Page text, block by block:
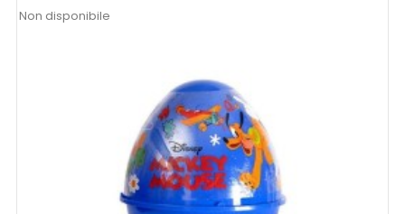
Non disponibile